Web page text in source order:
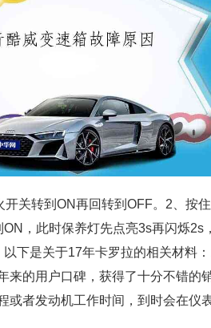
关转到ON再回转到OFF。2、按
，此时保养灯先点亮3s再闪烁2s
下是关于17年卡罗拉的相关材料
来的用户口碑，获得了十分不错的
或者发动机工作时间，到时会在仪